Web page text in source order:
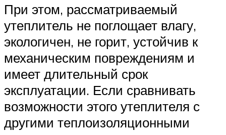
При этом, рассматриваемый
утеплитель не поглощает влагу,
экологичен, не горит, устойчив к
механическим повреждениям и
имеет длительный срок
эксплуатации. Если сравнивать
возможности этого утеплителя с
другими теплоизоляционными